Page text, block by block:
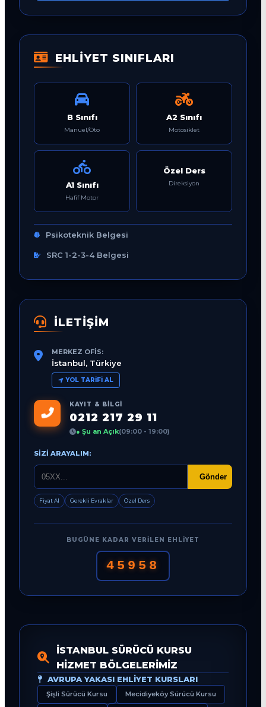
EHLİYET SINIFLARI
B Sınıfı
Manuel/Oto
A2 Sınıfı
Motosiklet
A1 Sınıfı
Hafif Motor
Özel Ders
Direksiyon
Psikoteknik Belgesi
SRC 1-2-3-4 Belgesi
İLETİŞİM
MERKEZ OFIS:
İstanbul, Türkiye
YOL TARIFI AL
KAYIT & BILGI
0212 217 29 11
● Şu an Açık(09:00 - 19:00)
SIZI ARAYALIM:
Gönder
Fiyat Al Gerekli Evraklar Özel Ders
BUGÜNE KADAR VERILEN EHLIYET
45958
İSTANBUL SÜRÜCÜ KURSU
HIZMET BÖLGELERIMIZ
AVRUPA YAKASI EHLIYET KURSLARI
Şişli Sürücü Kursu Mecidiyeköy Sürücü Kursu